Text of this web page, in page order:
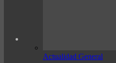
Actualidad General